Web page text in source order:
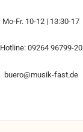
Mo-Fr. 10-12 | 13:30-17
Hotline: 09264 96799-20
buero@musik-fast.de